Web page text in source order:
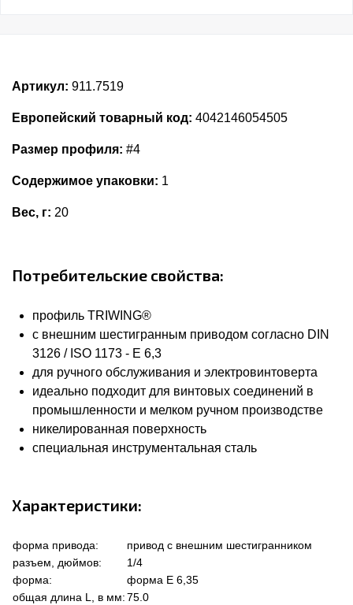
Артикул: 911.7519
Европейский товарный код: 4042146054505
Размер профиля: #4
Содержимое упаковки: 1
Вес, г: 20
Потребительские свойства:
профиль TRIWING®
с внешним шестигранным приводом согласно DIN
3126 / ISO 1173 - E 6,3
для ручного обслуживания и электровинтоверта
идеально подходит для винтовых соединений в
промышленности и мелком ручном производстве
никелированная поверхность
специальная инструментальная сталь
Характеристики:
форма привода:
привод с внешним шестигранником
разъем, дюймов:
1/4
форма:
форма Е 6,35
общая длина L, в мм:75.0